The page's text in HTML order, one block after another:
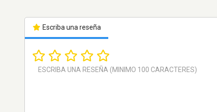
Escriba una reseña